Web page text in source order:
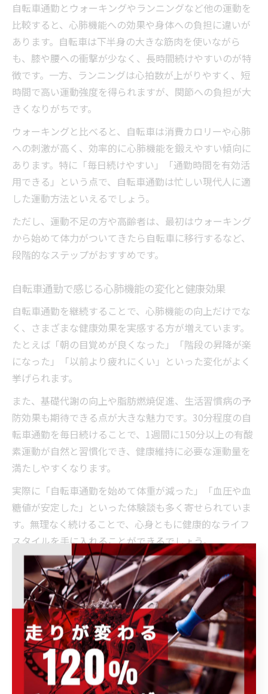
自転車通勤とウォーキングやランニングなど他の運動を
比較すると、心肺機能への効果や身体への負担に違いが
あります。自転車は下半身の大きな筋肉を使いながら
も、膝や腰への衝撃が少なく、長時間続けやすいのが特
徴です。一方、ランニングは心拍数が上がりやすく、短
時間で高い運動強度を得られますが、関節への負担が大
きくなりがちです。
ウォーキングと比べると、自転車は消費カロリーや心肺
への刺激が高く、効率的に心肺機能を鍛えやすい傾向に
あります。特に「毎日続けやすい」「通勤時間を有効活
用できる」という点で、自転車通勤は忙しい現代人に適
した運動方法といえるでしょう。
ただし、運動不足の方や高齢者は、最初はウォーキング
から始めて体力がついてきたら自転車に移行するなど、
段階的なステップがおすすめです。
自転車通勤で感じる心肺機能の変化と健康効果
自転車通勤を継続することで、心肺機能の向上だけでな
く、さまざまな健康効果を実感する方が増えています。
たとえば「朝の目覚めが良くなった」「階段の昇降が楽
になった」「以前より疲れにくい」といった変化がよく
挙げられます。
また、基礎代謝の向上や脂肪燃焼促進、生活習慣病の予
防効果も期待できる点が大きな魅力です。30分程度の自
転車通勤を毎日続けることで、1週間に150分以上の有酸
素運動が自然と習慣化でき、健康維持に必要な運動量を
満たしやすくなります。
実際に「自転車通勤を始めて体重が減った」「血圧や血
糖値が安定した」といった体験談も多く寄せられていま
す。無理なく続けることで、心身ともに健康的なライフ
スタイルを手に入れることができるでしょう。
歩きと比べて自転車通勤は健康面
で何が違う？
歩きと自転車通勤の健康効果を徹底比較